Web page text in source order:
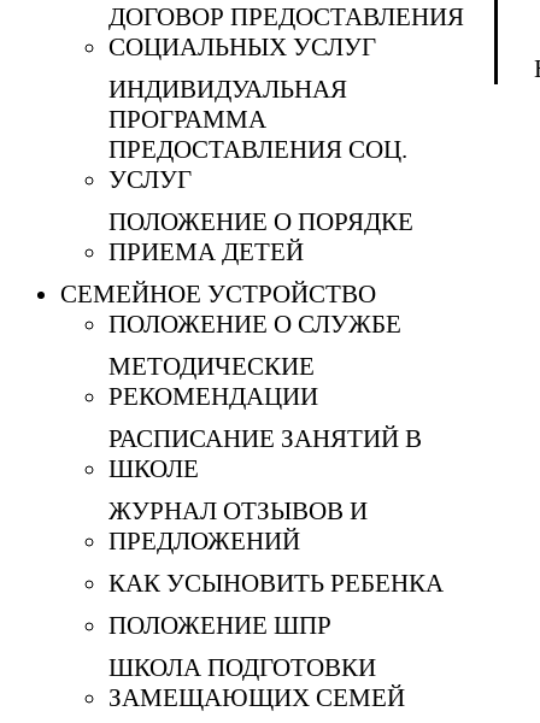
ДОГОВОР ПРЕДОСТАВЛЕНИЯ
СОЦИАЛЬНЫХ УСЛУГ
ИНДИВИДУАЛЬНАЯ
ПРОГРАММА
ПРЕДОСТАВЛЕНИЯ СОЦ.
УСЛУГ
ПОЛОЖЕНИЕ О ПОРЯДКЕ
ПРИЕМА ДЕТЕЙ
СЕМЕЙНОЕ УСТРОЙСТВО
ПОЛОЖЕНИЕ О СЛУЖБЕ
МЕТОДИЧЕСКИЕ
РЕКОМЕНДАЦИИ
РАСПИСАНИЕ ЗАНЯТИЙ В
ШКОЛЕ
ЖУРНАЛ ОТЗЫВОВ И
ПРЕДЛОЖЕНИЙ
КАК УСЫНОВИТЬ РЕБЕНКА
ПОЛОЖЕНИЕ ШПР
ШКОЛА ПОДГОТОВКИ
ЗАМЕЩАЮЩИХ СЕМЕЙ